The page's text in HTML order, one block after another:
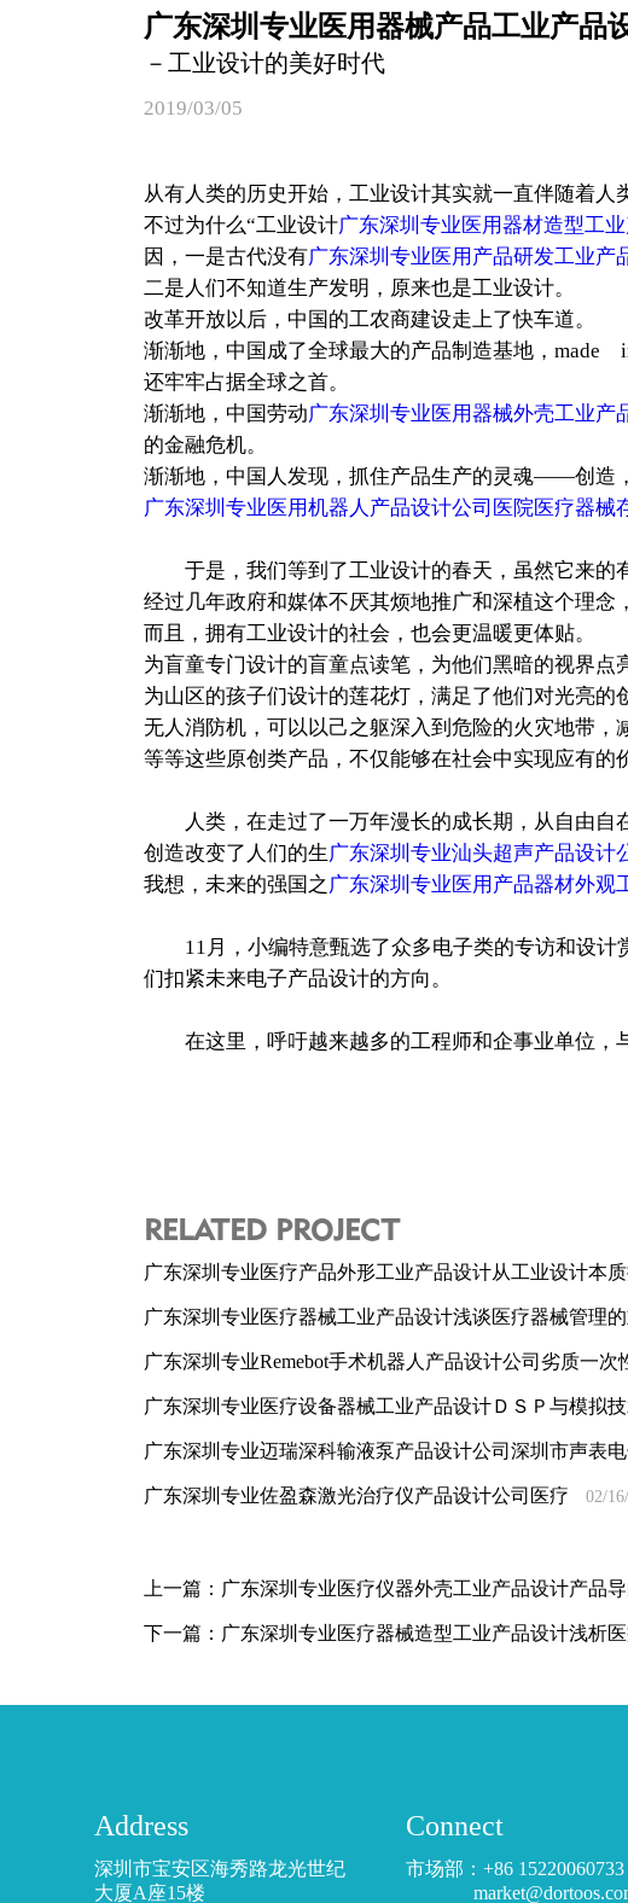
广东深圳专业医用器械产品工业产品
－工业设计的美好时代
2019/03/05
从有人类的历史开始，工业设计其实就一直伴随着人
不过为什么“工业设计广东深圳专业医用器材造型工
因，一是古代没有广东深圳专业医用产品研发工业产
二是人们不知道生产发明，原来也是工业设计。
改革开放以后，中国的工农商建设走上了快车道。
渐渐地，中国成了全球最大的产品制造基地，
还牢牢占据全球之首。
渐渐地，中国劳动广东深圳专业医用器械外壳工业产
的金融危机。
渐渐地，中国人发现，抓住产品生产的灵魂——创造
广东深圳专业医用机器人产品设计公司医院医疗器械
于是，我们等到了工业设计的春天，虽然它来的有
经过几年政府和媒体不厌其烦地推广和深植这个理念
而且，拥有工业设计的社会，也会更温暖更体贴。
为盲童专门设计的盲童点读笔，为他们黑暗的视界点
为山区的孩子们设计的莲花灯，满足了他们对光亮
无人消防机，可以以己之躯深入到危险的火灾地带，
等等这些原创类产品，不仅能够在社会中实现应有的
人类，在走过了一万年漫长的成长期，从自由自在
创造改变了人们的生 广东深圳专业汕头超声产品设计
我想，未来的强国之 广东深圳专业医用产品器材外观
11月，小编特意甄选了众多电子类的专访和设计
们扣紧未来电子产品设计的方向。
在这里，呼吁越来越多的工程师和企事业单位，
RELATED PROJECT
广东深圳专业医疗产品外形工业产品设计从工业设计本
广东深圳专业医疗器械工业产品设计浅谈医疗器械管理
广东深圳专业Remebot手术机器人产品设计公司劣质一
广东深圳专业医疗设备器械工业产品设计ＤＳＰ与模拟
广东深圳专业迈瑞深科输液泵产品设计公司深圳市声表
广东深圳专业佐盈森激光治疗仪产品设计公司医疗 02/
上一篇： 广东深圳专业医疗仪器外壳工业产品设计产品
下一篇： 广东深圳专业医疗器械造型工业产品设计浅析
Address
深圳市宝安区海秀路龙光世纪
大厦A座15楼
Connect
市场部：+86